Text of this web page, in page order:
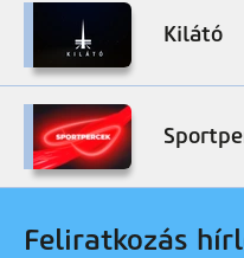
Kilátó
Feliratkozás